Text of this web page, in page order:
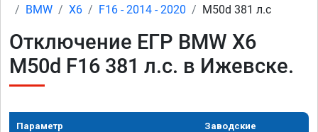
BMW
X6 F16 - 2014 - 2020 M50d 381 л.с
Отключение ЕГР BMW X6
M50d F16 381 л.с. в Ижевске.
Параметр Заводские